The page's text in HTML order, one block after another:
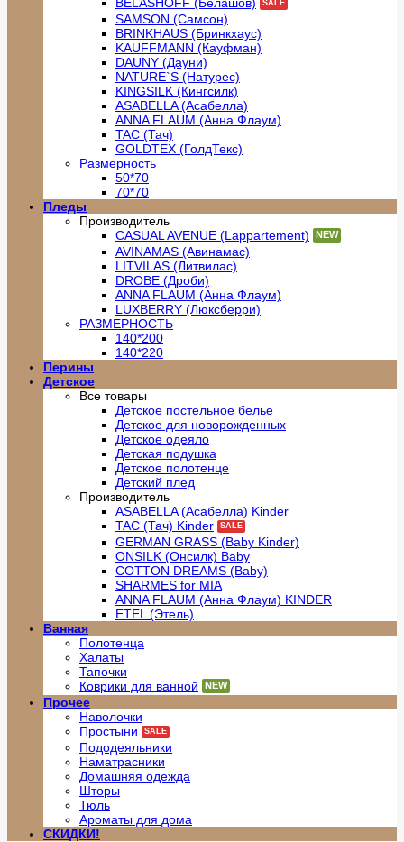
SAMSON (Самсон)
BRINKHAUS (Бринкхаус)
KAUFFMANN (Кауфман)
DAUNY (Дауни)
NATURE`S (Натурес)
KINGSILK (Кингсилк)
ASABELLA (Асабелла)
ANNA FLAUM (Анна Флаум)
TAC (Тач)
GOLDTEX (ГолдТекс)
Размерность
50*70
70*70
Пледы
Производитель
CASUAL AVENUE (Lappartement)
AVINAMAS (Авинамас)
LITVILAS (Литвилас)
DROBE (Дроби)
ANNA FLAUM (Анна Флаум)
LUXBERRY (Люксберри)
РАЗМЕРНОСТЬ
140*200
140*220
Перины
Детское
Все товары
Детское постельное белье
Детское для новорожденных
Детское одеяло
Детская подушка
Детское полотенце
Детский плед
Производитель
ASABELLA (Асабелла) Kinder
TAC (Тач) Kinder
GERMAN GRASS (Baby Kinder)
ONSILK (Онсилк) Baby
COTTON DREAMS (Baby)
SHARMES for MIA
ANNA FLAUM (Анна Флаум) KINDER
ETEL (Этель)
Ванная
Полотенца
Халаты
Тапочки
Коврики для ванной
Прочее
Наволочки
Простыни
Пододеяльники
Наматрасники
Домашняя одежда
Шторы
Тюль
Ароматы для дома
СКИДКИ!